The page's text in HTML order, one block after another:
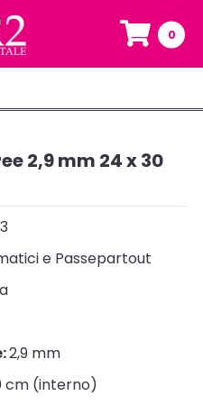
0
2,9 mm 24 x 30
e Passepartout
2,9 mm
cm (interno)